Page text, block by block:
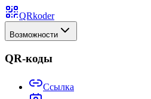
QRkoder
Возможности
QR-коды
Ссылка